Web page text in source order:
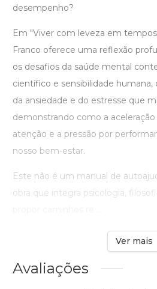
desempenho?
Em "Viver com leveza em
Franco oferece uma reflexão
os desafios da saúde mental
científico e sensibilidade humana,
da ansiedade e do estresse que
demonstrando como a
atenção e a pressão por
nosso bem-estar.
Este não é um manual de
obra que integra psicologia,
Ver mais
Avaliações